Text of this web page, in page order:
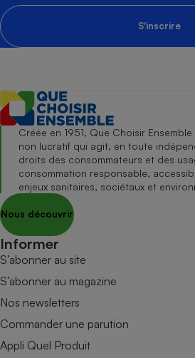
S'inscrire
Créée en 1951, Que Choisir
non lucratif qui agit, en toute
droits des consommateurs et des
consommation responsable,
enjeux sanitaires, sociétaux et
Nous découvrir
Informer
S’abonner au site
S’abonner au magazine
Nos newsletters
Commander une parution
Appli Quel Produit